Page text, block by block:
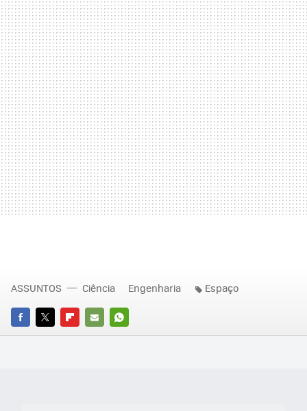
FACEBOOK
TWITTERFLIPBOARD
E-
WHATSAPP
ASSUNTOS Ciência Engenharia Espaço